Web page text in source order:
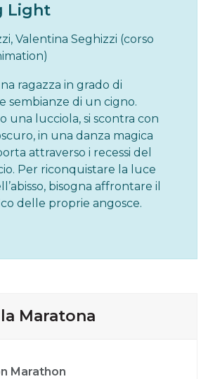
Light
Valentina Seghizzi (corso
ragazza in grado di
sembianze di un cigno.
una lucciola, si scontra con
in una danza magica
attraverso i recessi del
Per riconquistare la luce
bisogna affrontare il
delle proprie angosce.
Maratona
Marathon